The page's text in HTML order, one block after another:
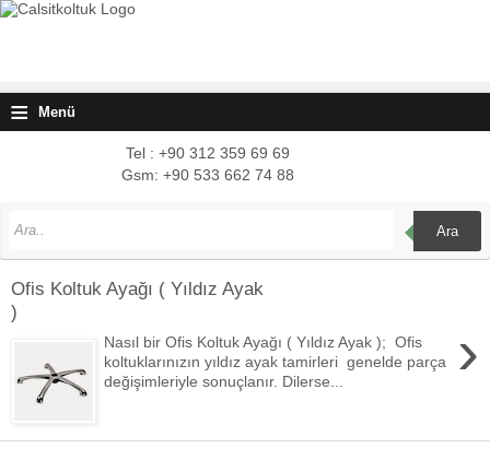
≡ Menü
Tel : +90 312 359 69 69
Gsm: +90 533 662 74 88
Ara
Ofis Koltuk Ayağı ( Yıldız Ayak
)
›
Nasıl bir Ofis Koltuk Ayağı ( Yıldız Ayak ); Ofis
koltuklarınızın yıldız ayak tamirleri genelde parça
değişimleriyle sonuçlanır. Dilerse...